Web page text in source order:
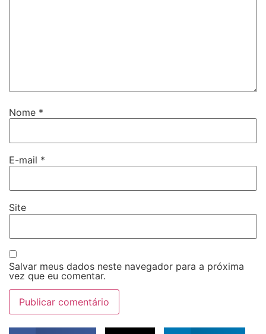
Nome *
E-mail *
Site
Salvar meus dados neste navegador para a próxima
vez que eu comentar.